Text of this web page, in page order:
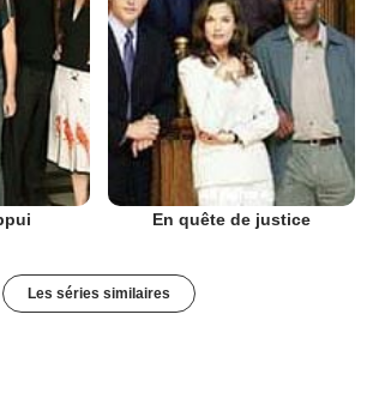
En quête de justice
Les séries similaires